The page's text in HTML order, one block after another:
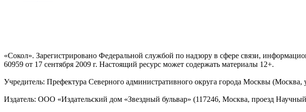
«Сокол». Зарегистрировано Федеральной службой по надзору в сфере связи,
60959 от 17 сентября 2009 г. Настоящий ресурс может содержать материалы 12+.
Учредитель: Префектура Северного административного округа города Москвы (Москва,
Издатель: ООО «Издательский дом «Звездный бульвар» (117246, Москва, проезд